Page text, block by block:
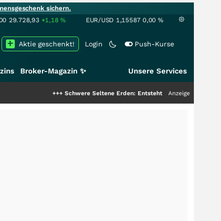
sichern.
29.728,93 +1,18% EUR/USD 1,15587 0,00 %
Login Push-Kurse
Aktie geschenkt!
Broker-Magazin ✨ Unsere Services
Schwere Seltene Erden: Entsteht hier die nächste
Anzeige